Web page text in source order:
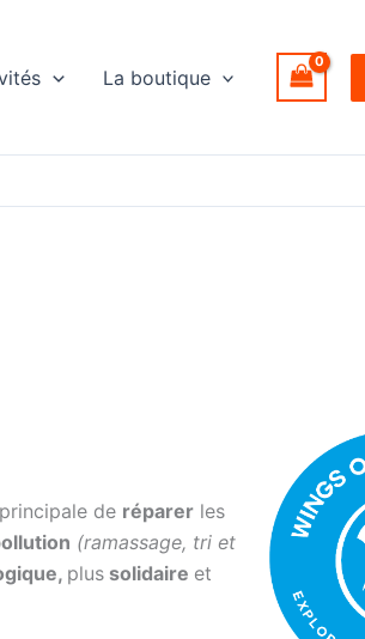
La boutique
de réparer les
(ramassage, tri et
plus solidaire et